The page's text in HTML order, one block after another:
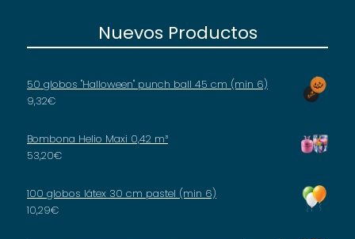
Nuevos Productos
50 globos "Halloween" punch ball 45 cm (min 6)
9,32€
Bombona Helio Maxi 0,42 m³
53,20€
100 globos látex 30 cm pastel (min 6)
10,29€